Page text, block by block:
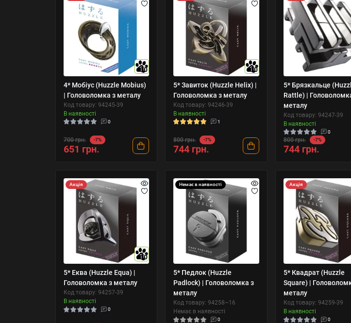
10
4* Мобіус (Huzzle Mobius)
| Головоломка з металу
Код товару: 94245-39
В наявності
0
700 грн. -7%
651 грн.
10
5* Завиток (Huzzle Helix) |
Головоломка з металу
Код товару: 94246-39
В наявності
1
800 грн. -7%
744 грн.
5* Брязкальце
Rattle) |
металу
Код товару: 94247-39
В наявності
0
800 грн. -7%
744 грн.
Акція
10
5* Еква (Huzzle Equa) |
Головоломка з металу
Код товару: 94257-39
В наявності
0
Немає в наявності
5* Педлок (Huzzle
Padlock) | Головоломка з
металу
Код товару: 94258~16
Немає в наявності
0
Акція
5* Квадрат (Huzzle
Square) |
металу
Код товару: 94259-39
В наявності
0